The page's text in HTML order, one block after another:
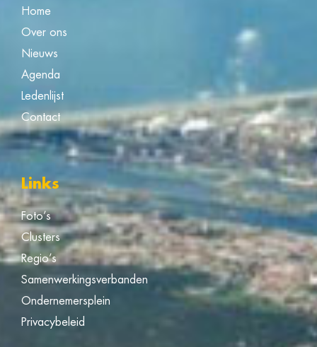
Home
Over ons
Nieuws
Agenda
Ledenlijst
Contact
Links
Foto’s
Clusters
Regio’s
Samenwerkingsverbanden
Ondernemersplein
Privacybeleid